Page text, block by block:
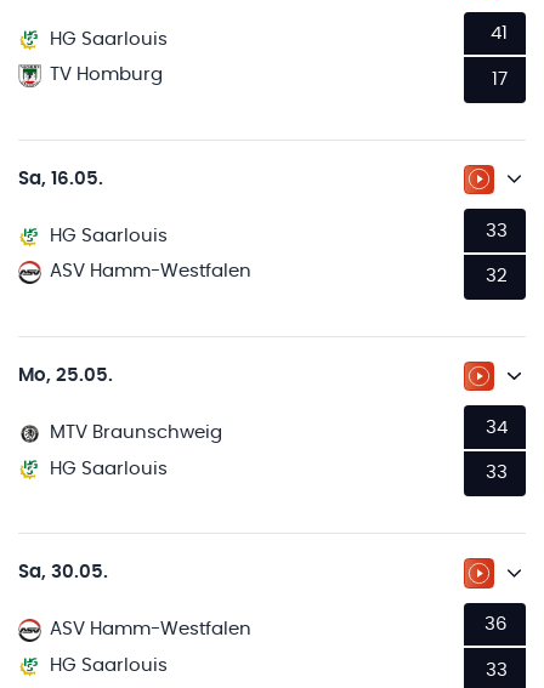
HG Saarlouis
TV Homburg
41
17
Sa, 16.05. ZUM
HG Saarlouis
ASV Hamm-Westfalen
33
32
Mo, 25.05. ZUM
MTV Braunschweig
HG Saarlouis
34
33
Sa, 30.05. ZUM
ASV Hamm-Westfalen
HG Saarlouis
36
33